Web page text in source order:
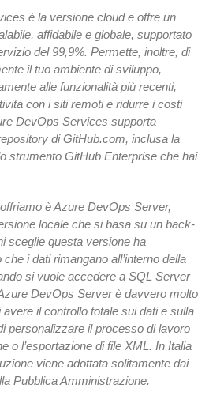
è la versione cloud e offre un
affidabile e globale, supportato
del 99,9%. Permette, inoltre, di
il tuo ambiente di sviluppo,
alle funzionalità più recenti,
con i siti remoti e ridurre i costi
DevOps Services supporta
di GitHub.com, inclusa la
strumento GitHub Enterprise che hai
è Azure DevOps Server,
locale che si basa su un back-
sceglie questa versione ha
i dati rimangano all’interno della
si vuole accedere a SQL Server
DevOps Server è davvero molto
il controllo totale sui dati e sulla
personalizzare il processo di lavoro
o l’esportazione di file XML. In Italia
viene adottata solitamente dai
Pubblica Amministrazione.